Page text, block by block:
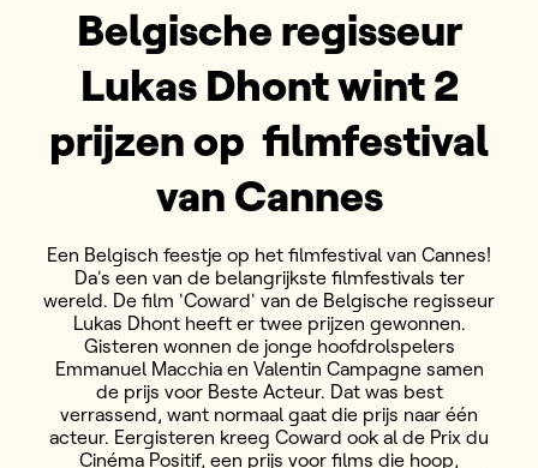
Belgische regisseur
Lukas Dhont wint 2
prijzen op filmfestival
van Cannes
Een Belgisch feestje op het filmfestival van Cannes!
Da's een van de belangrijkste filmfestivals ter
wereld. De film 'Coward' van de Belgische regisseur
Lukas Dhont heeft er twee prijzen gewonnen.
Gisteren wonnen de jonge hoofdrolspelers
Emmanuel Macchia en Valentin Campagne samen
de prijs voor Beste Acteur. Dat was best
verrassend, want normaal gaat die prijs naar één
acteur. Eergisteren kreeg Coward ook al de Prix du
Cinéma Positif, een prijs voor films die hoop,